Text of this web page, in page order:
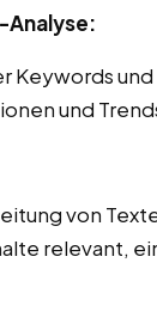
Analyse:
Keywords
und
von
relevant,